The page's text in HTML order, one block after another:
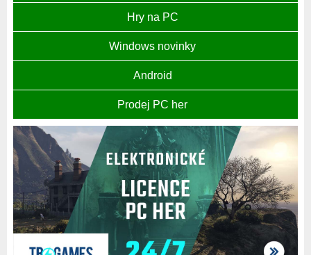
Hry na PC
Windows novinky
Android
Prodej PC her